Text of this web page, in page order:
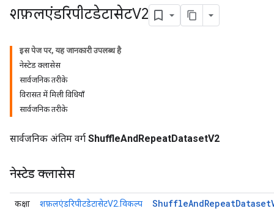
शफ़लएंडरिपीटडेटासेटV2
इस पेज पर, यह जानकारी उपलब्ध है
नेस्टेड क्लासेस
सार्वजनिक तरीके
विरासत में मिली विधियाँ
सार्वजनिक तरीके
सार्वजनिक अंतिम वर्ग ShuffleAndRepeatDatasetV2
नेस्टेड क्लासेस
कक्षा शफ़लएंडरिपीटडेटासेटV2.विकल्प ShuffleAndRepeatDataset